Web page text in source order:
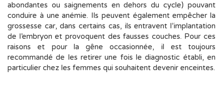
abondantes ou saignements en dehors du cycle) pouvant
conduire à une anémie. Ils peuvent également empêcher la
grossesse car, dans certains cas, ils entravent l’implantation
de l’embryon et provoquent des fausses couches. Pour ces
raisons et pour la gêne occasionnée, il est toujours
recommandé de les retirer une fois le diagnostic établi, en
particulier chez les femmes qui souhaitent devenir enceintes.